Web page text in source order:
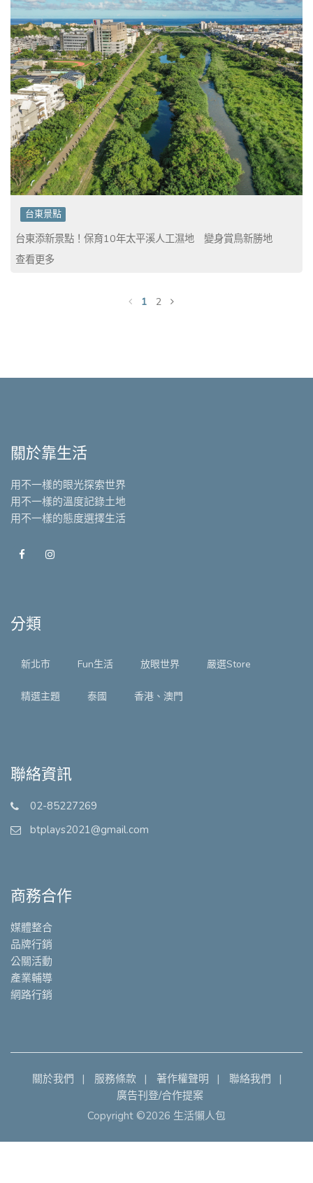
台東景點
台東添新景點！保育10年太平溪人工濕地 變身賞鳥新勝地
查看更多
1 2
關於靠生活
用不一樣的眼光探索世界
用不一樣的溫度記錄土地
用不一樣的態度選擇生活
分類
新北市 Fun生活 放眼世界 嚴選Store
精選主題 泰國 香港、澳門
聯絡資訊
02-85227269
btplays2021@gmail.com
商務合作
媒體整合
品牌行銷
公關活動
產業輔導
網路行銷
關於我們 服務條款 著作權聲明
聯絡我們
廣告刊登/合作提案
Copyright ©2026 生活懶人包